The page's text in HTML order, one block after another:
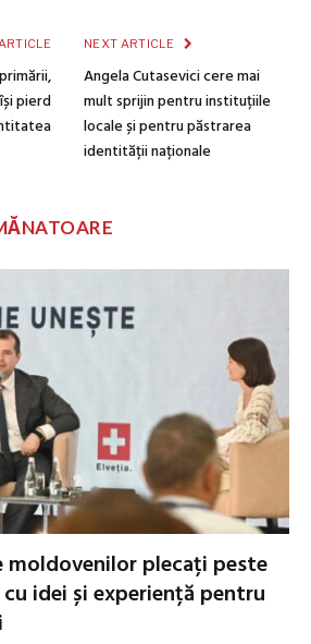
pierd
NEXT ARTICLE
Angela Cutasevici cere mai
mult sprijin pentru instituțiile
locale și pentru păstrarea
identității naționale
moldovenilor plecați peste
idei și experiență pentru